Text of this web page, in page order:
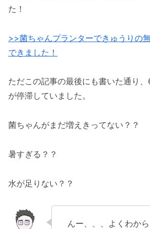
た！
>>菌ちゃんプランターできゅうりの
できました！
ただこの記事の最後にも書いた通り
が停滞していました。
菌ちゃんがまだ増えきってない？？
暑すぎる？？
水が足りない？？
んー、、、よくわか